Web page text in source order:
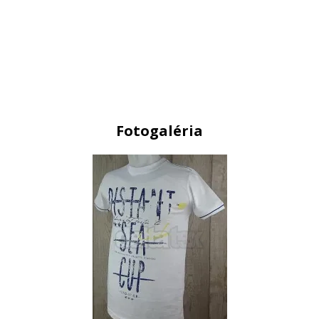
Fotogaléria